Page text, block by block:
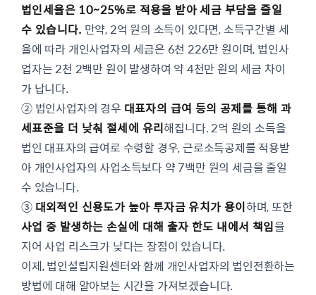
법인세율은 10~25%로 적용을 받아 세금 부담을 줄일
수 있습니다. 만약, 2억 원의 소득이 있다면, 소득구간별 세
율에 따라 개인사업자의 세금은 6천 226만 원이며, 법인사
업자는 2천 2백만 원이 발생하여 약 4천만 원의 세금 차이
가 납니다.
② 법인사업자의 경우 대표자의 급여 등의 공제를 통해 과
세표준을 더 낮춰 절세에 유리해집니다. 2억 원의 소득을
법인 대표자의 급여로 수령할 경우, 근로소득공제를 적용받
아 개인사업자의 사업소득보다 약 7백만 원의 세금을 줄일
수 있습니다.
③ 대외적인 신용도가 높아 투자금 유치가 용이하며, 또한
사업 중 발생하는 손실에 대해 출자 한도 내에서 책임을
지어 사업 리스크가 낮다는 장점이 있습니다.
이제, 법인설립지원센터와 함께 개인사업자의 법인전환하는
방법에 대해 알아보는 시간을 가져보겠습니다.